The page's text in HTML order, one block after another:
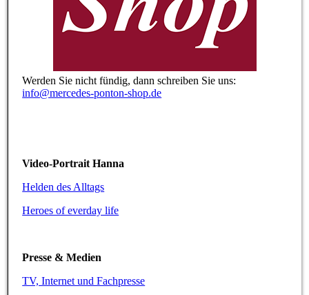
Werden Sie nicht fündig, dann schreiben Sie uns:
info@mercedes-ponton-shop.de
Video-Portrait Hanna
Helden des Alltags
Heroes of everday life
Presse & Medien
TV, Internet und Fachpresse